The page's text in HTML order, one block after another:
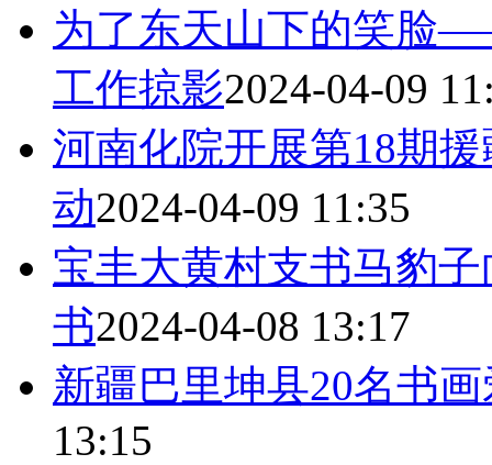
为了东天山下的笑脸
工作掠影2024-04-09
河南化院开展第18期
动2024-04-09 11:35
宝丰大黄村支书马豹
书2024-04-08 13:17
新疆巴里坤县20名书
13:15